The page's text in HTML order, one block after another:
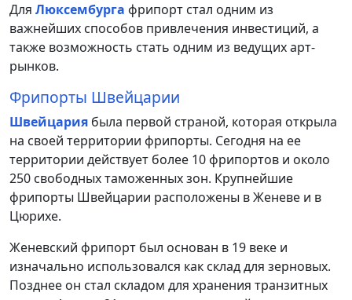
Для Люксембурга фрипорт стал одним из
важнейших способов привлечения инвестиций, а
также возможность стать одним из ведущих арт-
рынков.
Фрипорты Швейцарии
Швейцария была первой страной, которая открыла
на своей территории фрипорты. Сегодня на ее
территории действует более 10 фрипортов и около
250 свободных таможенных зон. Крупнейшие
фрипорты Швейцарии расположены в Женеве и в
Цюрихе.
Женевский фрипорт был основан в 19 веке и
изначально использовался как склад для зерновых.
Позднее он стал складом для хранения транзитных